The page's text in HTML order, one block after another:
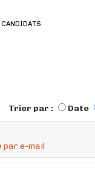
CANDIDATS
Trier par : Date
par e-mail